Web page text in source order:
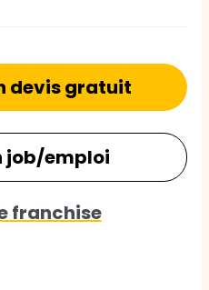
devis gratuit
job/emploi
franchise